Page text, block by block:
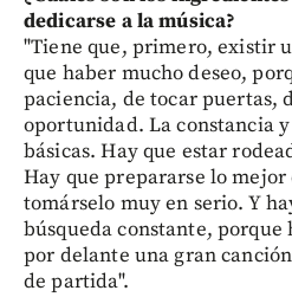
dedicarse a la música?
"Tiene que, primero, existir
que haber mucho deseo,
paciencia, de tocar puertas,
oportunidad. La constancia
básicas. Hay que estar
Hay que prepararse lo mejor
tomárselo muy en serio. Y
búsqueda constante, porque
por delante una gran
de partida".